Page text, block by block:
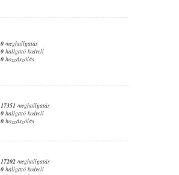
0 meghallgatás
0 hallgató kedveli
0 hozzászólás
17351 meghallgatás
0 hallgató kedveli
0 hozzászólás
17202 meghallgatás
0 hallgató kedveli